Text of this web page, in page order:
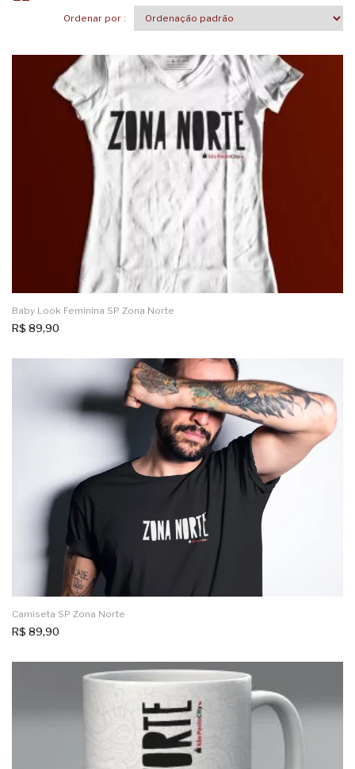
Ordenar por :
Baby Look Feminina SP Zona Norte
R$ 89,90
Camiseta SP Zona Norte
R$ 89,90